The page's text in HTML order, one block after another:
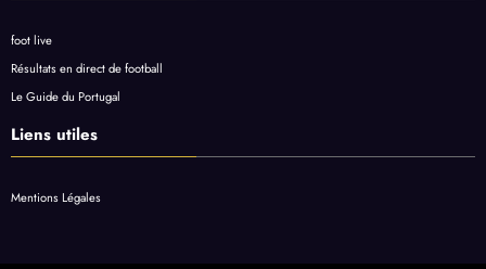
foot live
Résultats en direct de football
Le Guide du Portugal
Liens utiles
Mentions Légales